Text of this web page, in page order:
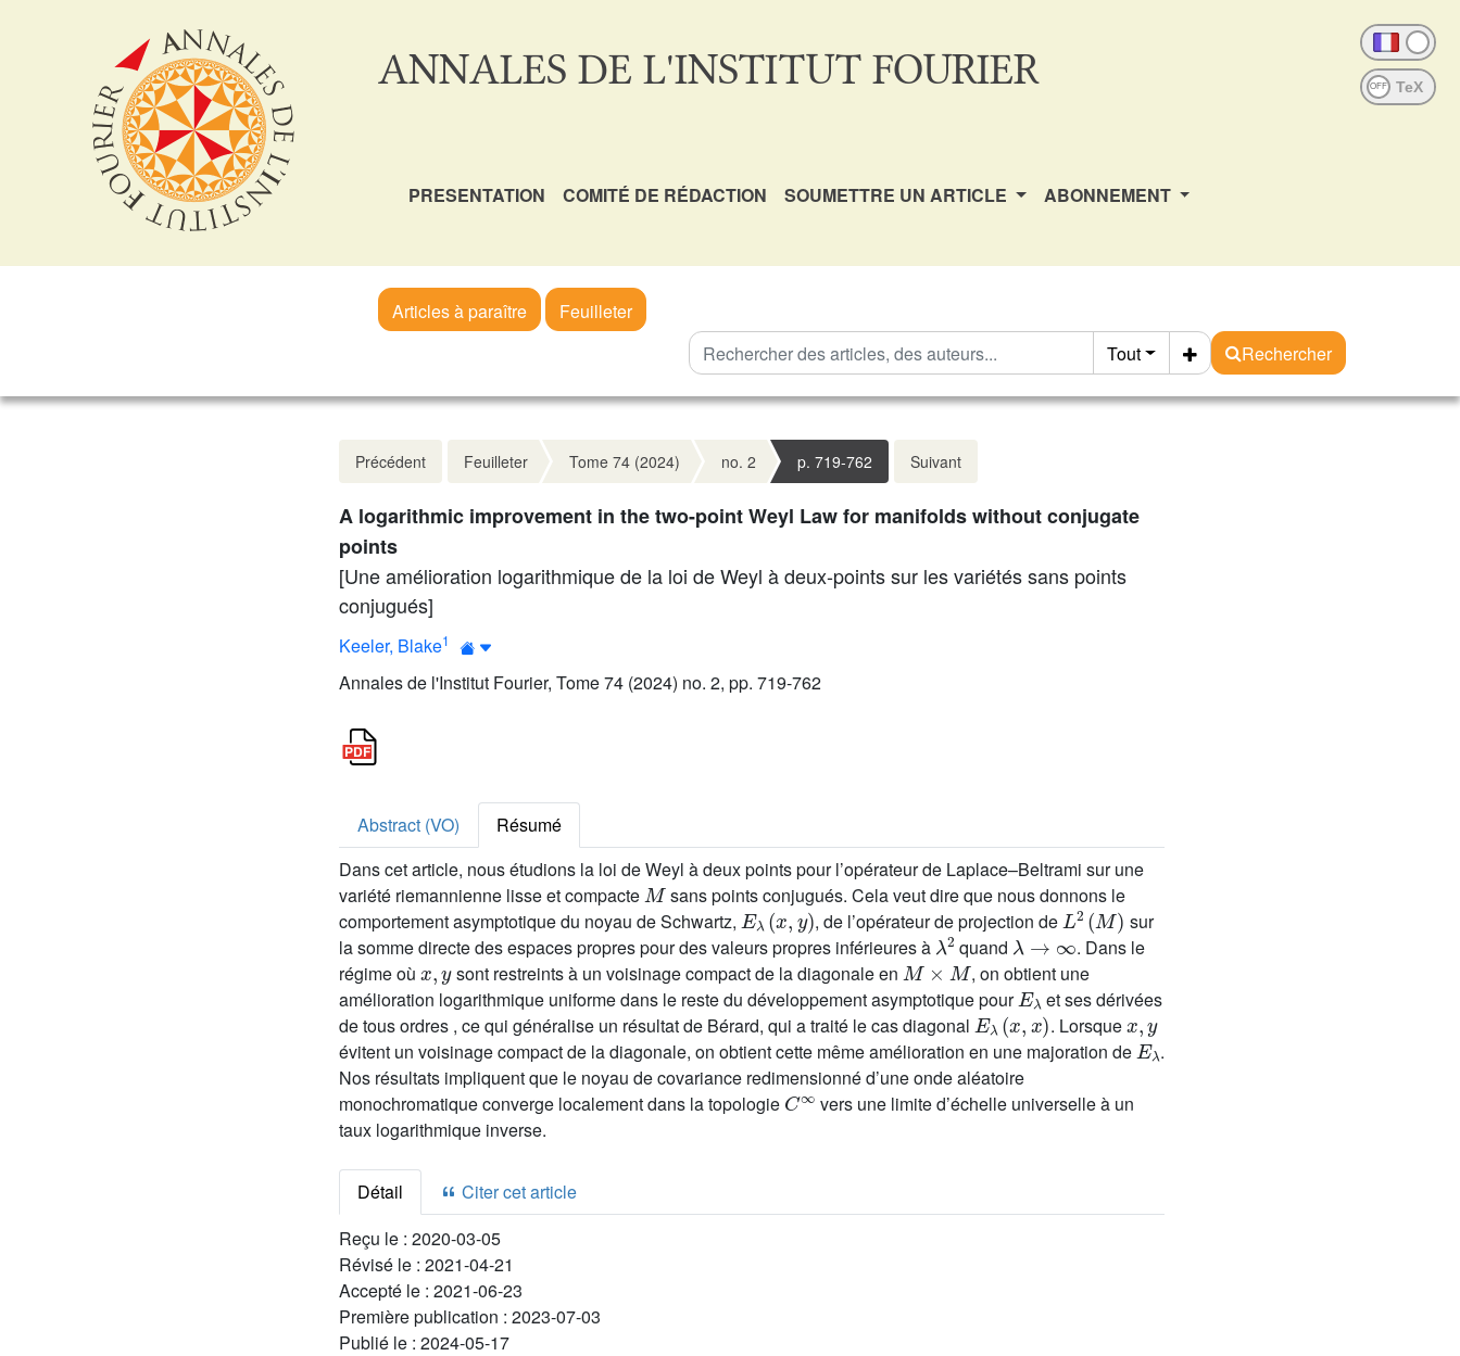
ANNALES DE L'INSTITUT FOURIER OFF
PRESENTATION COMITÉ DE RÉDACTION SOUMETTRE UN ARTICLE ABONNEMENT
Articles à paraître
Feuilleter
Tout
Rechercher
Précédent Feuilleter Tome 74 (2024) no. 2 p. 719-762 Suivant
A logarithmic improvement in the two-point Weyl Law for manifolds without conjugate
points
[Une amélioration logarithmique de la loi de Weyl à deux-points sur les variétés sans points
conjugués]
Keeler, Blake1
Annales de l'Institut Fourier, Tome 74 (2024) no. 2, pp. 719-762
Abstract (VO)
Résumé
Dans cet article, nous étudions la loi de Weyl à deux points pour l’opérateur de Laplace–Beltrami sur une
variété riemannienne lisse et compacte
M
sans points conjugués. Cela veut dire que nous donnons le
comportement asymptotique du noyau de Schwartz,
Eλ(x,y)
, de l’opérateur de projection de
L2(M)
sur
la somme directe des espaces propres pour des valeurs propres inférieures à
λ2
quand
λ→∞
. Dans le
régime où
x,y
sont restreints à un voisinage compact de la diagonale en
M×M
, on obtient une
amélioration logarithmique uniforme dans le reste du développement asymptotique pour
Eλ
et ses dérivées
de tous ordres , ce qui généralise un résultat de Bérard, qui a traité le cas diagonal
Eλ(x,x)
. Lorsque
x,y
évitent un voisinage compact de la diagonale, on obtient cette même amélioration en une majoration de
Eλ
.
Nos résultats impliquent que le noyau de covariance redimensionné d’une onde aléatoire
monochromatique converge localement dans la topologie
C∞
vers une limite d’échelle universelle à un
taux logarithmique inverse.
Détail
Citer cet article
Reçu le : 2020-03-05
Révisé le : 2021-04-21
Accepté le : 2021-06-23
Première publication : 2023-07-03
Publié le : 2024-05-17